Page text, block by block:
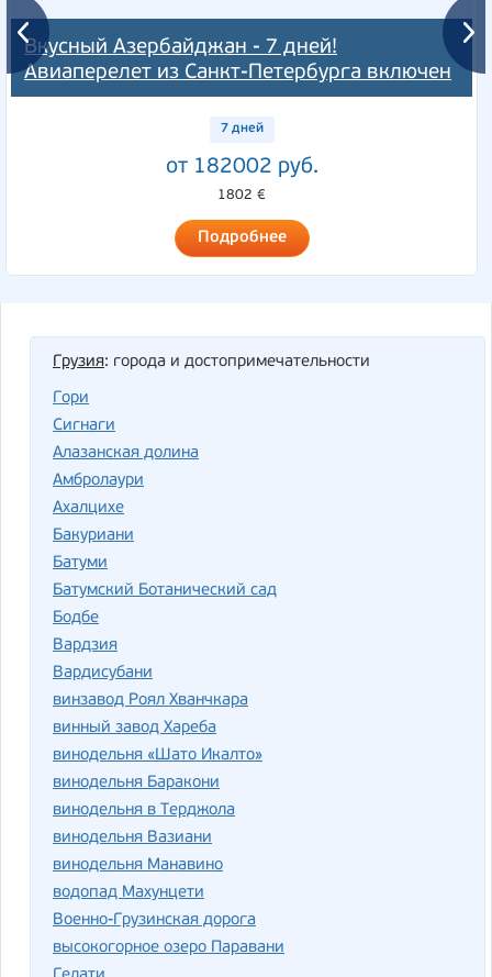
Вкусный Азербайджан - 7 дней!
Авиаперелет из Санкт-Петербурга включен
7 дней
от 182002 руб.
1802 €
Подробнее
Грузия: города и достопримечательности
Гори
Cигнаги
Алазанская долина
Амбролаури
Ахалцихе
Бакуриани
Батуми
Батумский Ботанический сад
Бодбе
Вардзия
Вардисубани
винзавод Роял Хванчкара
винный завод Хареба
винодельня «Шато Икалто»
винодельня Баракони
винодельня в Терджола
винодельня Вазиани
винодельня Манавино
водопад Махунцети
Военно-Грузинская дорога
высокогорное озеро Паравани